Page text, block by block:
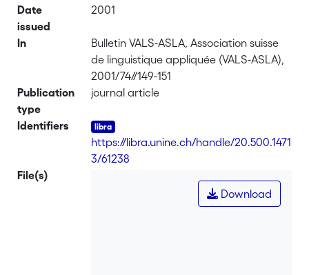
Date
issued
2001
In
Bulletin VALS-ASLA, Association suisse
de linguistique appliquée (VALS-ASLA),
2001/74//149-151
Publication
type
journal article
Identifiers
https://libra.unine.ch/handle/20.500.1471
3/61238
File(s)
Download